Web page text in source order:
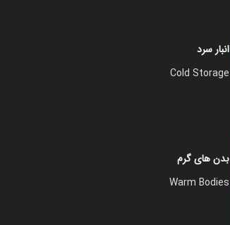
انبار سرد
Cold Storage
بدن های گرم
Warm Bodies